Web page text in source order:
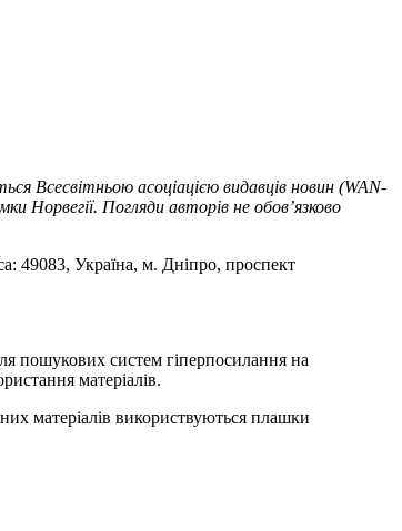
Всесвітньою асоціацією видавців новин (WAN-
Норвегії. Погляди авторів не обов’язково
49083, Україна, м. Дніпро, проспект
пошукових систем гіперпосилання на
матеріалів.
матеріалів використвуються плашки